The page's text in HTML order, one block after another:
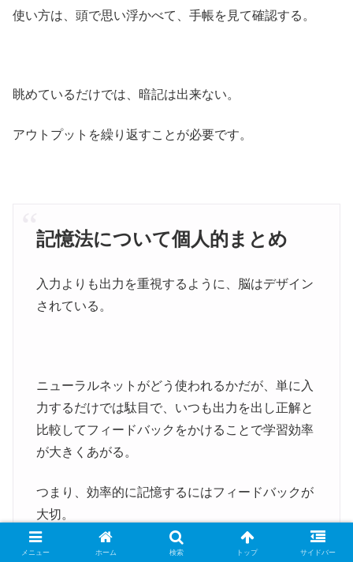
使い方は、頭で思い浮かべて、手帳を見て確認する。
眺めているだけでは、暗記は出来ない。
アウトプットを繰り返すことが必要です。
記憶法について個人的まとめ
入力よりも出力を重視するように、脳はデザイン
されている。
ニューラルネットがどう使われるかだが、単に入
力するだけでは駄目で、いつも出力を出し正解と
比較してフィードバックをかけることで学習効率
が大きくあがる。
つまり、効率的に記憶するにはフィードバックが
大切。
誰でも記憶しようとするときには、「こうだああ
メニュー ホーム 検索 トップ サイドバー